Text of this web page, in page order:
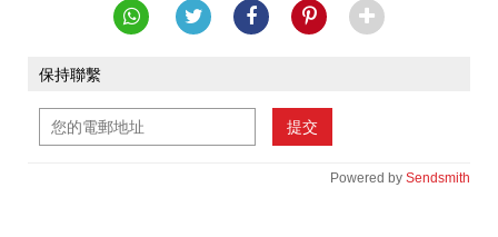
保持聯繫
提交
Powered by Sendsmith